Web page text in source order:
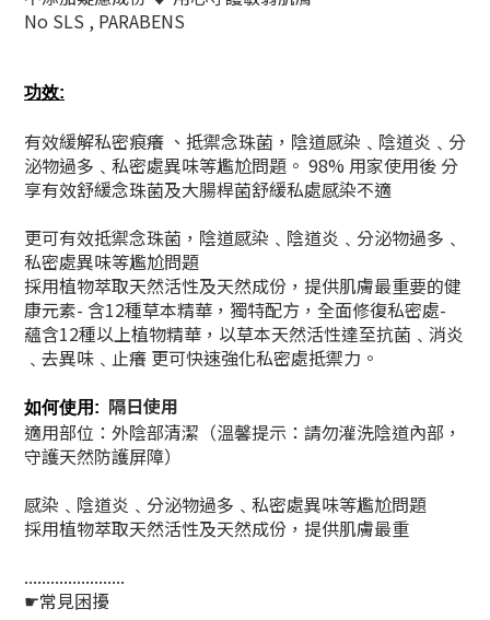
No SLS , PARABENS
功效:
有效緩解私密痕癢 、抵禦念珠菌，陰道感染﹑陰道炎﹑分
泌物過多﹑私密處異味等尷尬問題。 98% 用家使用後 分
享有效舒緩念珠菌及大腸桿菌舒緩私處感染不適
更可有效抵禦念珠菌，陰道感染﹑陰道炎﹑分泌物過多﹑
私密處異味等尷尬問題
採用植物萃取天然活性及天然成份，提供肌膚最重要的健
康元素- 含12種草本精華，獨特配方，全面修復私密處-
蘊含12種以上植物精華，以草本天然活性達至抗菌﹑消炎
﹑去異味﹑止癢 更可快速強化私密處抵禦力。
如何使用: 隔日使用
適用部位：外陰部清潔（溫馨提示：請勿灌洗陰道內部，
守護天然防護屏障）​
感染﹑陰道炎﹑分泌物過多﹑私密處異味等尷尬問題
採用植物萃取天然活性及天然成份，提供肌膚最重
.......................
☛常見困擾